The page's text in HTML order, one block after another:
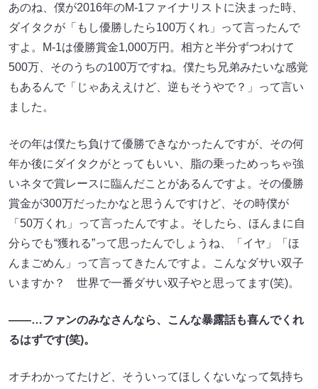
あのね、僕が2016年のM-1ファイナリストに決まった時、
ダイタクが「もし優勝したら100万くれ」って言ったんで
すよ。M-1は優勝賞金1,000万円。相方と半分ずつわけて
500万、そのうちの100万ですね。僕たち兄弟みたいな感覚
もあるんで「じゃあええけど、逆もそうやで？」って言い
ました。
その年は僕たち負けて優勝できなかったんですが、その何
年か後にダイタクがとってもいい、脂の乗っためっちゃ強
いネタで賞レースに臨んだことがあるんですよ。その優勝
賞金が300万だったかなと思うんですけど、その時僕が
「50万くれ」って言ったんですよ。そしたら、ほんまに自
分らでも“獲れる”って思ったんでしょうね、「イヤ」「ほ
んまごめん」って言ってきたんですよ。こんなダサい双子
いますか？ 世界で一番ダサい双子やと思ってます(笑)。
――…ファンのみなさんなら、こんな暴露話も喜んでくれ
るはずです(笑)。
オチわかってたけど、そういってほしくないなって気持ち